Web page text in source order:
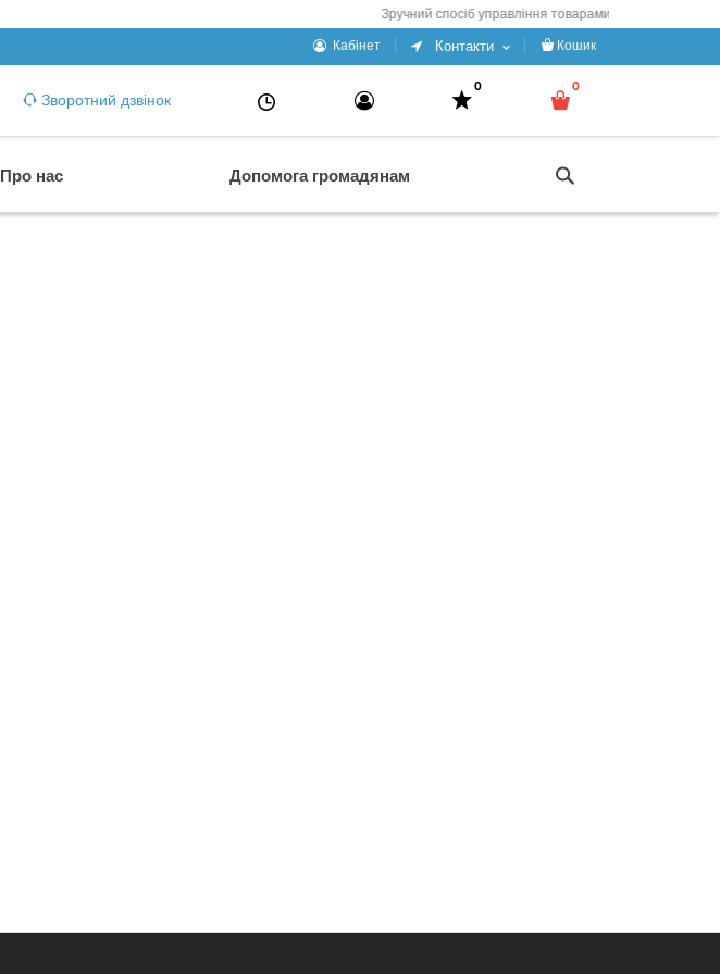
Зручний спосіб управління товарами
Кабінет Контакти Кошик
Зворотний дзвінок
0 0
Про нас Допомога громадянам